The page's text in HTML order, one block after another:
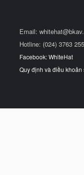
Email:
Hotline: (024) 3763
Facebook: WhiteHat
Quy định và điều khoản